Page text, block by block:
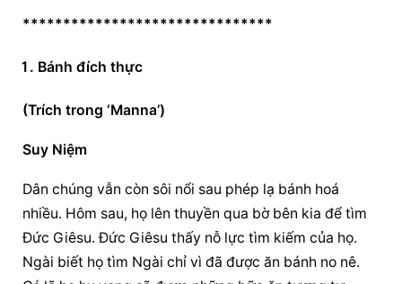
*******************************
Bánh đích thực
(Trích trong ‘Manna’)
Suy Niệm
Dân chúng vẫn còn sôi nổi sau phép lạ bánh hoá
nhiều. Hôm sau, họ lên thuyền qua bờ bên kia để tìm
Đức Giêsu. Đức Giêsu thấy nỗ lực tìm kiếm của họ.
Ngài biết họ tìm Ngài chỉ vì đã được ăn bánh no nê.